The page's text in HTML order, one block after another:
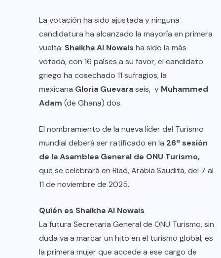
La votación ha sido ajustada y ninguna
candidatura ha alcanzado la mayoría en primera
vuelta. Shaikha Al Nowais ha sido la más
votada, con 16 países a su favor, el candidato
griego ha cosechado 11 sufragios, la
mexicana Gloria Guevaraseis, y Muhammed
Adam (de Ghana) dos.
El nombramiento de la nueva líder del Turismo
mundial deberá ser ratificado en la 26ª sesión
de la Asamblea General de ONU Turismo,
que se celebrará en Riad, Arabia Saudita, del 7 al
11 de noviembre de 2025.
Quíén es Shaikha Al Nowais
La futura Secretaria General de ONU Turismo, sin
duda va a marcar un hito en el turismo global; es
la primera mujer que accede a ese cargo de